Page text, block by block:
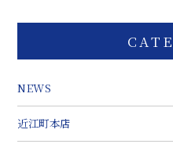
NEWS
近江町本店